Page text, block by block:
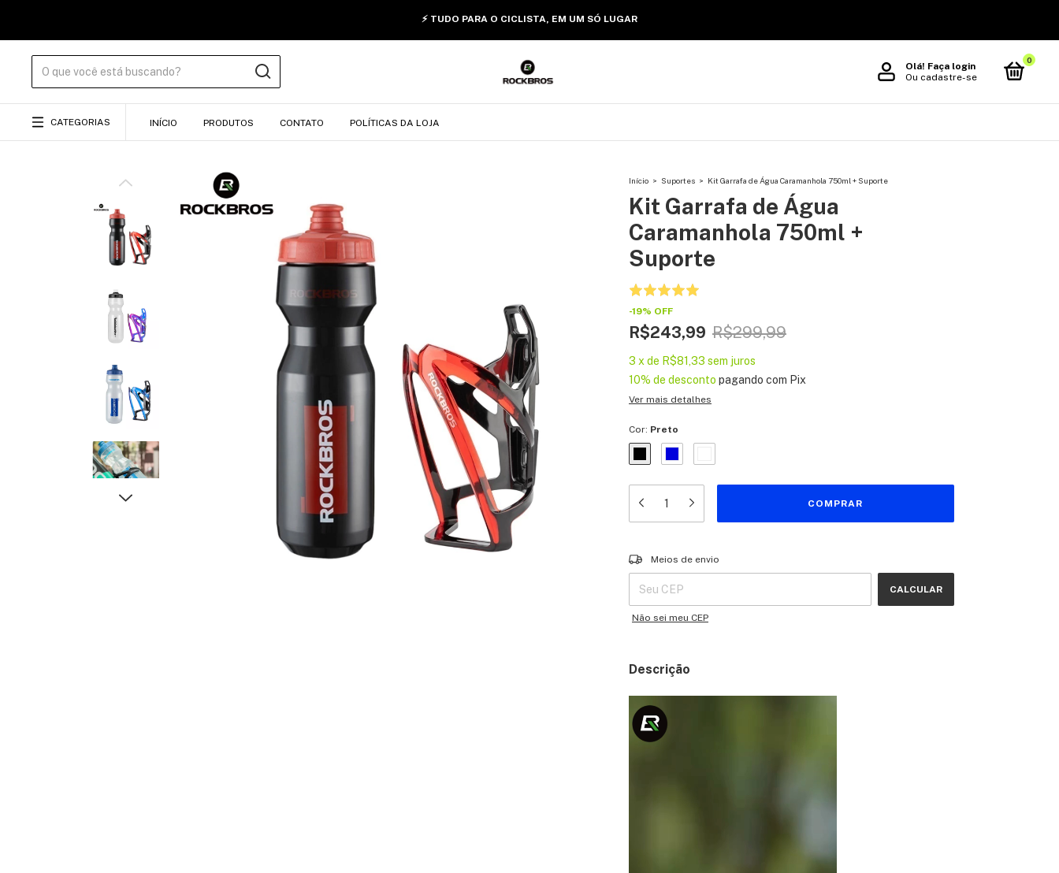
⚡ TUDO PARA O CICLISTA, EM UM SÓ LUGAR
Olá! Faça login
Ou cadastre-se
0
CATEGORIAS INÍCIO PRODUTOS CONTATO POLÍTICAS DA LOJA
Início > Suportes > Kit Garrafa de Água Caramanhola 750ml + Suporte
Kit Garrafa de Água
Caramanhola 750ml +
Suporte
-19% OFF
R$243,99 R$299,99
3 x de R$81,33 sem juros
10% de desconto pagando com Pix
Ver mais detalhes
Cor: Preto
Entregas para o CEP:
Meios de envio
CALCULAR
Não sei meu CEP
Descrição